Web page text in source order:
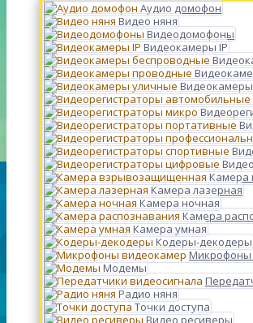
Аудио домофон
Видео няня
Видеодомофоны
Видеокамеры IP
Камера
Камера лазерная
Камера ночная
Камера
Камера умная
Кодеры-декодеры
Микрофоны
Модемы
Радио няня
Точки доступа
Видео ресиверы